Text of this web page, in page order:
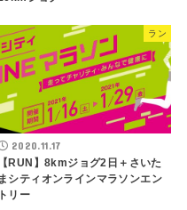
ラン
2020.11.17
【RUN】8kmジョグ2日＋さいた
まシティオンラインマラソンエン
トリー